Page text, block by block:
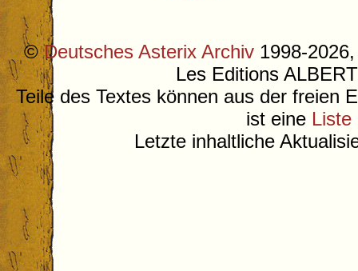
©Deutsches Asterix Archiv 1998-
Les Editions
Teile des Textes können aus der freien
ist eine Liste
Letzte inhaltliche